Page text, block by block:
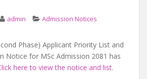
admin Admission Notices
Phase) Applicant Priority List and
Notice for MSc Admission 2081 has
here to view the notice and list.